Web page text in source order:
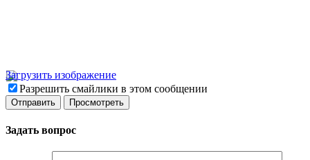
Загрузить изображение
Разрешить смайлики в этом сообщении
Задать вопрос